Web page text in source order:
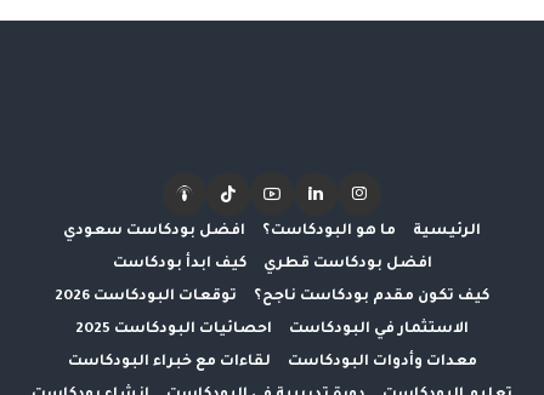
الرئيسية ما هو البودكاست؟
افضل بودكاست سعودي
افضل بودكاست قطري
كيف ابدأ بودكاست
كيف تكون مقدم بودكاست ناجح؟
توقعات البودكاست 2026
الاستثمار في البودكاست
احصائيات البودكاست 2025
معدات وأدوات البودكاست
لقاءات مع خبراء البودكاست